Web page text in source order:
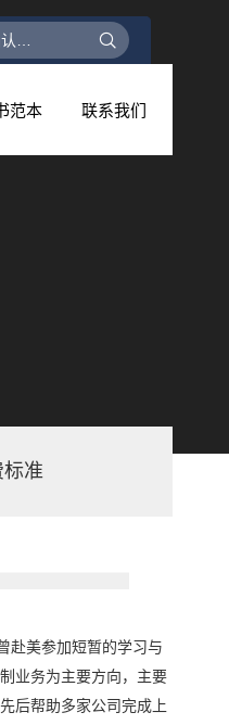
范本 联系我们
标准
赴美参加短暂的学习与
业务为主要方向，主要
后帮助多家公司完成上